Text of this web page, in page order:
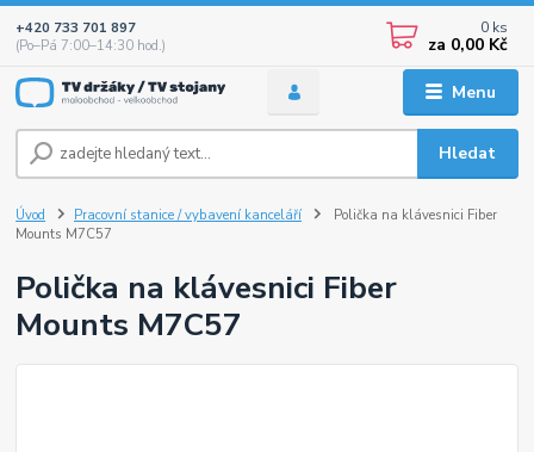
Menu
Hledat
+420 733 701 897
(Po–Pá 7:00–14:30 hod.)
0 ks
za 0,00 Kč
Úvod Pracovní stanice / vybavení kanceláří
Polička na klávesnici Fiber
Mounts M7C57
Polička na klávesnici Fiber
Mounts M7C57